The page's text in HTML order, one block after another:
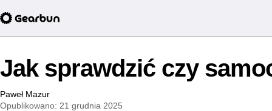
Jak sprawdzić czy
Paweł Mazur
Opublikowano: 21 grudnia 2025